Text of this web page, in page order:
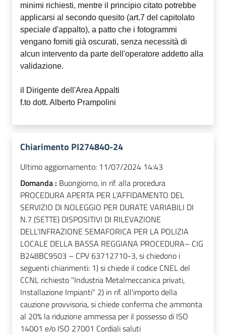
minimi richiesti, mentre il principio citato potrebbe
applicarsi al secondo quesito (art.7 del capitolato
speciale d'appalto), a patto che i fotogrammi
vengano forniti già oscurati, senza necessità di
alcun intervento da parte dell'operatore addetto alla
validazione.
il Dirigente dell'Area Appalti
f.to dott. Alberto Prampolini
Chiarimento PI274840-24
Ultimo aggiornamento: 11/07/2024 14:43
Domanda : Buongiorno, in rif. alla procedura
PROCEDURA APERTA PER L’AFFIDAMENTO DEL
SERVIZIO DI NOLEGGIO PER DURATE VARIABILI DI
N.7 (SETTE) DISPOSITIVI DI RILEVAZIONE
DELL’INFRAZIONE SEMAFORICA PER LA POLIZIA
LOCALE DELLA BASSA REGGIANA PROCEDURA– CIG
B248BC9503 – CPV 63712710-3, si chiedono i
seguenti chiarimenti: 1) si chiede il codice CNEL del
CCNL richiesto "Industria Metalmeccanica privati,
Installazione Impianti" 2) in rif. all'importo della
cauzione provvisoria, si chiede conferma che ammonta
al 20% la riduzione ammessa per il possesso di ISO
14001 e/o ISO 27001 Cordiali saluti